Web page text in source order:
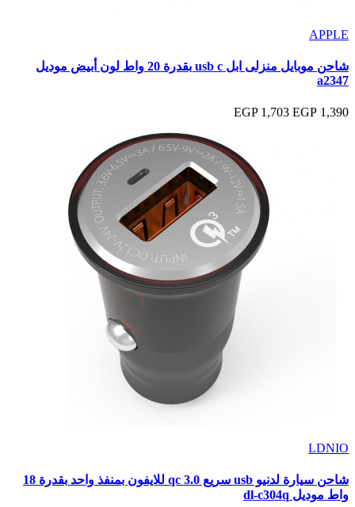
APPLE
شاحن موبايل منزلى ابل usb c بقدرة 20 واط لون أبيض موديل
a2347
1,390 EGP
1,703 EGP
LDNIO
شاحن سيارة لدنيو usb سريع qc 3.0 للايفون بمنفذ واحد بقدرة 18
واط موديل dl-c304q